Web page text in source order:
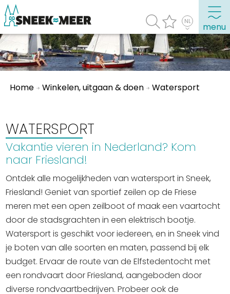
menu
Over Sneek
Uitgelicht
Toeristische informatie
Bezienswaardigheden
Winkelen, uitgaan en doen
Eten, drinken & uitgaan
Watersport
Overnachten
Winkelen
En meer
Arrangementen
Home Winkelen, uitgaan & doen Watersport
WATERSPORT
Vakantie vieren in Nederland? Kom
naar Friesland!
Ontdek alle mogelijkheden van watersport in Sneek,
Friesland! Geniet van sportief zeilen op de Friese
meren met een open zeilboot of maak een vaartocht
door de stadsgrachten in een elektrisch bootje.
Watersport is geschikt voor iedereen, en in Sneek vind
je boten van alle soorten en maten, passend bij elk
budget. Ervaar de route van de Elfstedentocht met
een rondvaart door Friesland, aangeboden door
diverse rondvaartbedrijven. Probeer ook de